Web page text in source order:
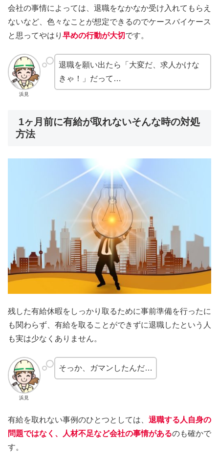
会社の事情によっては、退職をなかなか受け入れてもらえ
ないなど、色々なことが想定できるのでケースバイケース
と思ってやはり 早めの行動が大切です。
浜見
退職を願い出たら「大変だ、求人かけな
きゃ！」だって…
1ヶ月前に有給が取れないそんな時の対処
方法
残した有給休暇をしっかり取るために事前準備を行ったに
も関わらず、有給を取ることができずに退職したという人
も実は少なくありません。
浜見
そっか、ガマンしたんだ…
有給を取れない事例のひとつとしては、 退職する人自身の
問題ではなく、人材不足など会社の事情があるのも確かで
す。